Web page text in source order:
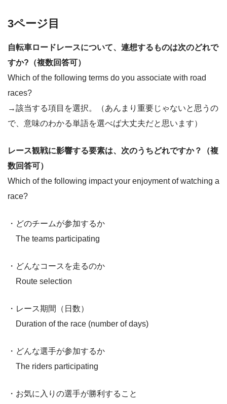
3ページ目
自転車ロードレースについて、連想するものは次のどれで
すか?（複数回答可）
Which of the following terms do you associate with road
races?
→該当する項目を選択。（あんまり重要じゃないと思うの
で、意味のわかる単語を選べば大丈夫だと思います）
レース観戦に影響する要素は、次のうちどれですか？（複
数回答可）
Which of the following impact your enjoyment of watching a
race?
・どのチームが参加するか
The teams participating
・どんなコースを走るのか
Route selection
・レース期間（日数）
Duration of the race (number of days)
・どんな選手が参加するか
The riders participating
・お気に入りの選手が勝利すること